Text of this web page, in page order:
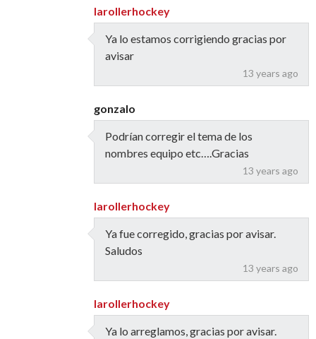
larollerhockey
13 years ago
Ya lo estamos corrigiendo gracias por
avisar
gonzalo
13 years ago
Podrían corregir el tema de los
nombres equipo etc….Gracias
larollerhockey
13 years ago
Ya fue corregido, gracias por avisar.
Saludos
larollerhockey
Ya lo arreglamos, gracias por avisar.